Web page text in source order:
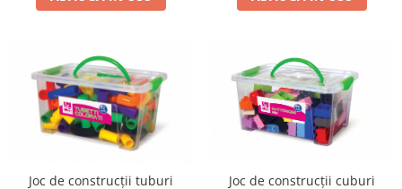
Joc de construcții tuburi
Joc de construcții cuburi